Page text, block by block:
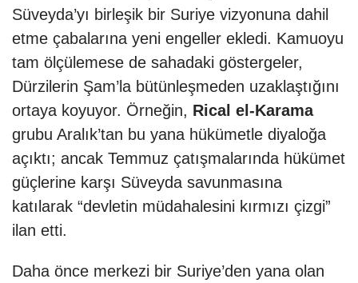
Süveyda’yı birleşik bir Suriye vizyonuna dahil
etme çabalarına yeni engeller ekledi. Kamuoyu
tam ölçülemese de sahadaki göstergeler,
Dürzilerin Şam’la bütünleşmeden uzaklaştığını
ortaya koyuyor. Örneğin, Rical el-Karama
grubu Aralık’tan bu yana hükümetle diyaloğa
açıktı; ancak Temmuz çatışmalarında hükümet
güçlerine karşı Süveyda savunmasına
katılarak “devletin müdahalesini kırmızı çizgi”
ilan etti.
Daha önce merkezi bir Suriye’den yana olan